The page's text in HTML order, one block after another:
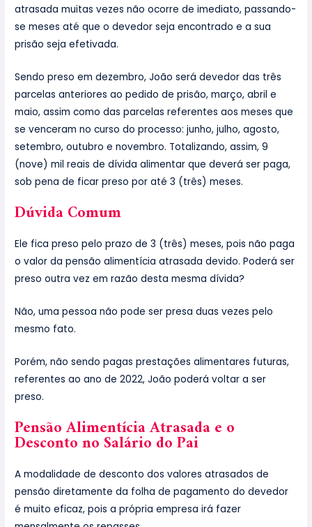
atrasada muitas vezes não ocorre de imediato, passando-
se meses até que o devedor seja encontrado e a sua
prisão seja efetivada.
Sendo preso em dezembro, João será devedor das três
parcelas anteriores ao pedido de prisão, março, abril e
maio, assim como das parcelas referentes aos meses que
se venceram no curso do processo: junho, julho, agosto,
setembro, outubro e novembro. Totalizando, assim, 9
(nove) mil reais de dívida alimentar que deverá ser paga,
sob pena de ficar preso por até 3 (três) meses.
Dúvida Comum
Ele fica preso pelo prazo de 3 (três) meses, pois não paga
o valor da pensão alimentícia atrasada devido. Poderá ser
preso outra vez em razão desta mesma dívida?
Não, uma pessoa não pode ser presa duas vezes pelo
mesmo fato.
Porém, não sendo pagas prestações alimentares futuras,
referentes ao ano de 2022, João poderá voltar a ser
preso.
Pensão Alimentícia Atrasada e o
Desconto no Salário do Pai
A modalidade de desconto dos valores atrasados de
pensão diretamente da folha de pagamento do devedor
é muito eficaz, pois a própria empresa irá fazer